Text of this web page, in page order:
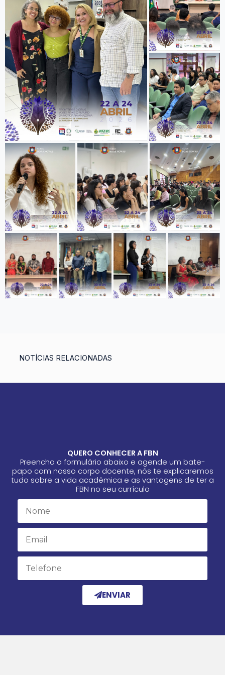
NOTÍCIAS RELACIONADAS
QUERO CONHECER A FBN
Preencha o formulário abaixo e agende um bate-
papo com nosso corpo docente, nós te explicaremos
tudo sobre a vida acadêmica e as vantagens de ter a
FBN no seu currículo
ENVIAR